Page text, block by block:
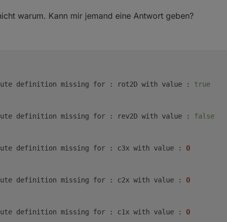
warum. Kann mir jemand eine Antwort geben?
definition missing for : rot2D with value : true
definition missing for : rev2D with value : false
definition missing for : c3x with value : 0
definition missing for : c2x with value : 0
definition missing for : c1x with value : 0